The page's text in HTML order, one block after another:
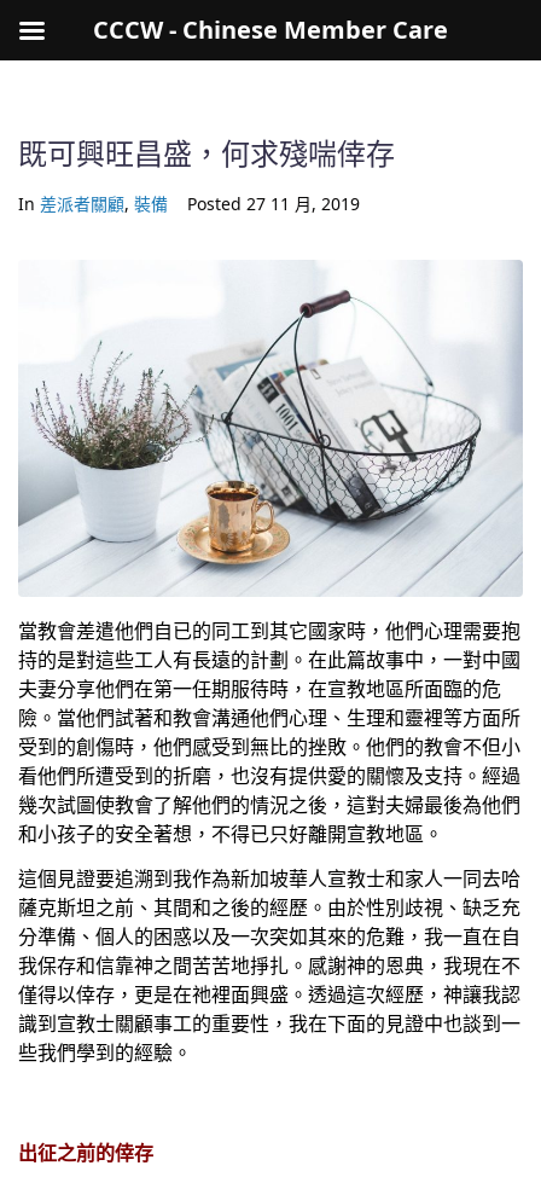
既可興旺昌盛，何求殘喘倖存
In 差派者關顧, 裝備 Posted 27 11 月, 2019
當教會差遣他們自已的同工到其它國家時，他們心理需要抱
持的是對這些工人有長遠的計劃。在此篇故事中，一對中國
夫妻分享他們在第一任期服待時，在宣教地區所面臨的危
險。當他們試著和教會溝通他們心理、生理和靈裡等方面所
受到的創傷時，他們感受到無比的挫敗。他們的教會不但小
看他們所遭受到的折磨，也沒有提供愛的關懷及支持。經過
幾次試圖使教會了解他們的情況之後，這對夫婦最後為他們
和小孩子的安全著想，不得已只好離開宣教地區。
這個見證要追溯到我作為新加坡華人宣教士和家人一同去哈
薩克斯坦之前、其間和之後的經歷。由於性別歧視、缺乏充
分準備、個人的困惑以及一次突如其來的危難，我一直在自
我保存和信靠神之間苦苦地掙扎。感謝神的恩典，我現在不
僅得以倖存，更是在祂裡面興盛。透過這次經歷，神讓我認
識到宣教士關顧事工的重要性，我在下面的見證中也談到一
些我們學到的經驗。
出征之前的倖存
CCCW - Chinese Member Care